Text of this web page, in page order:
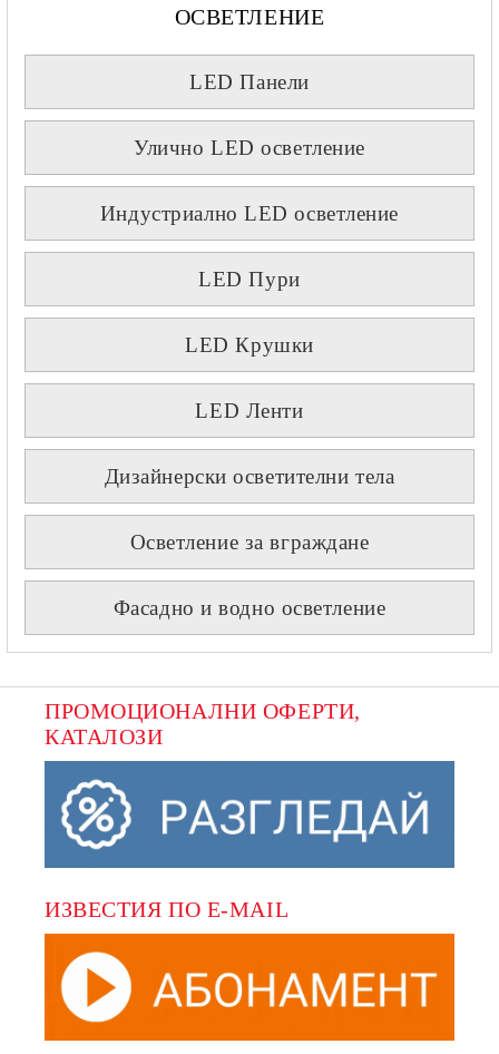
ОСВЕТЛЕНИЕ
LED Панели
Улично LED осветление
Индустриално LED осветление
LED Пури
LED Крушки
LED Ленти
Дизайнерски осветителни тела
Осветление за вграждане
Фасадно и водно осветление
ПРОМОЦИОНАЛНИ ОФЕРТИ,
КАТАЛОЗИ
ИЗВЕСТИЯ ПО E-MAIL